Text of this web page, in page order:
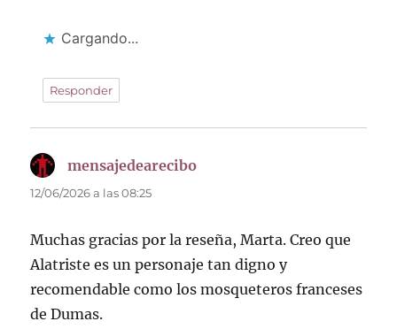
Cargando...
Responder
mensajedearecibo
12/06/2026 a las 08:25
Muchas gracias por la reseña, Marta. Creo que
Alatriste es un personaje tan digno y
recomendable como los mosqueteros franceses
de Dumas.